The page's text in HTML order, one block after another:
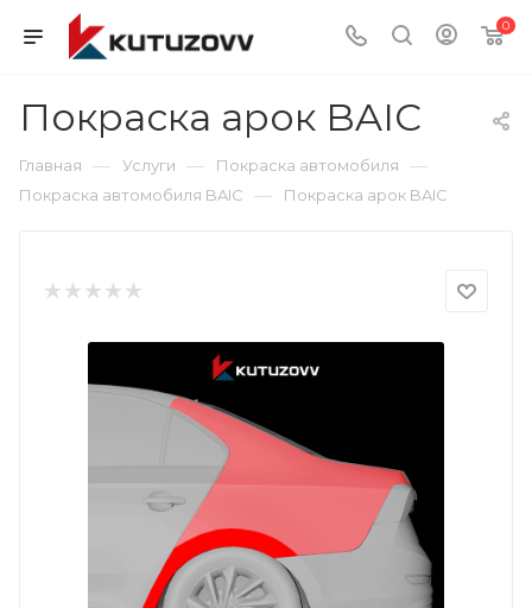
0
Покраска арок BAIC
Главная — Услуги — Покраска автомобиля —
Покраска автомобиля BAIC — Покраска арок BAIC